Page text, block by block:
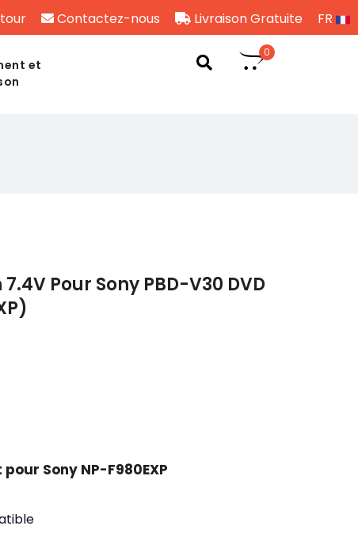
Contactez-nous Livraison Gratuite FR
et
0
Pour Sony PBD-V30 DVD
Sony NP-F980EXP